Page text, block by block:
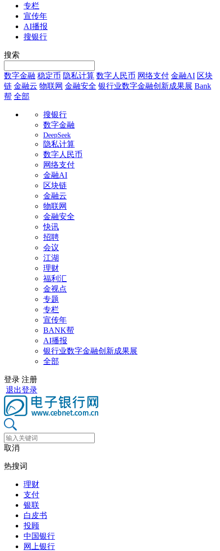
专栏
宣传年
AI播报
搜银行
搜索
数字金融 稳定币 隐私计算 数字人民币 网络支付 金融AI 区块
链 金融云 物联网 金融安全 银行业数字金融创新成果展 Bank
帮 全部
搜银行
数字金融
DeepSeek
隐私计算
数字人民币
网络支付
金融AI
区块链
金融云
物联网
金融安全
快讯
招聘
会议
江湖
理财
福利汇
金视点
专题
专栏
宣传年
BANK帮
AI播报
银行业数字金融创新成果展
全部
登录 注册
退出登录
取消
热搜词
理财
支付
银联
白皮书
投顾
中国银行
网上银行